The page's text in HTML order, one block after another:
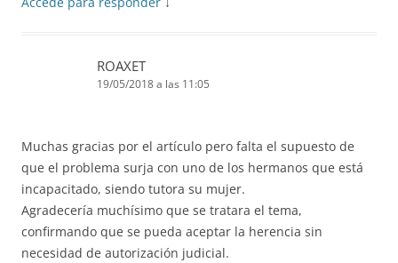
ROAXET
19/05/2018 a las 11:05
Muchas gracias por el artículo pero falta el supuesto de
que el problema surja con uno de los hermanos que está
incapacitado, siendo tutora su mujer.
Agradecería muchísimo que se tratara el tema,
confirmando que se pueda aceptar la herencia sin
necesidad de autorización judicial.